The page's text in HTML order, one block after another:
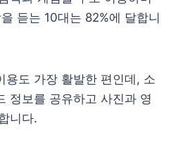
듣는 10대는 82%에 달합니
용도 가장 활발한 편인데, 소
정보를 공유하고 사진과 영
니다.